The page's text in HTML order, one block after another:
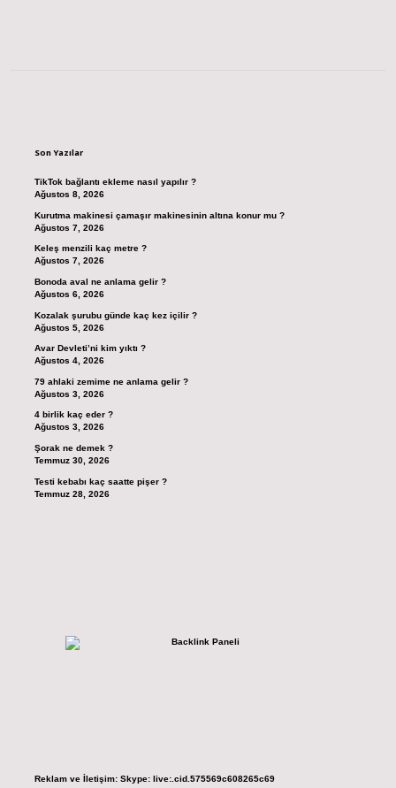
Son Yazılar
TikTok bağlantı ekleme nasıl yapılır ?
Ağustos 8, 2026
Kurutma makinesi çamaşır makinesinin altına konur mu ?
Ağustos 7, 2026
Keleş menzili kaç metre ?
Ağustos 7, 2026
Bonoda aval ne anlama gelir ?
Ağustos 6, 2026
Kozalak şurubu günde kaç kez içilir ?
Ağustos 5, 2026
Avar Devleti’ni kim yıktı ?
Ağustos 4, 2026
79 ahlaki zemime ne anlama gelir ?
Ağustos 3, 2026
4 birlik kaç eder ?
Ağustos 3, 2026
Şorak ne demek ?
Temmuz 30, 2026
Testi kebabı kaç saatte pişer ?
Temmuz 28, 2026
Reklam ve İletişim: Skype: live:.cid.575569c608265c69